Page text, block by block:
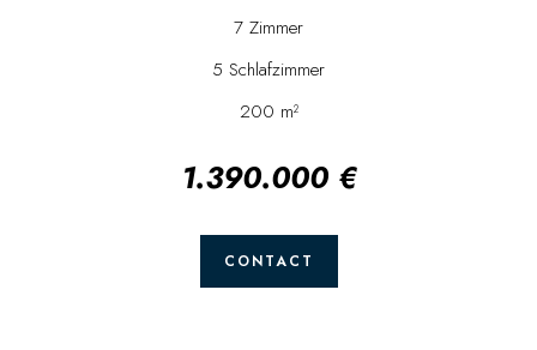
7 Zimmer
5 Schlafzimmer
200 m²
1.390.000 €
CONTACT